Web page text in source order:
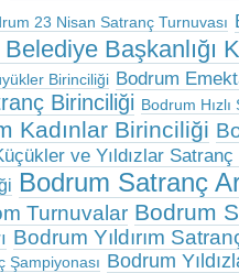
23 Nisan Satranç Turnuvası
Başkanlığı
Birinciliği Bodrum
Birinciliği Bodrum Hızlı
Kadınlar Birinciliği
ve Yıldızlar
Bodrum Satranç
Turnuvalar Bodrum
Bodrum Yıldırım
Şampiyonası Bodrum